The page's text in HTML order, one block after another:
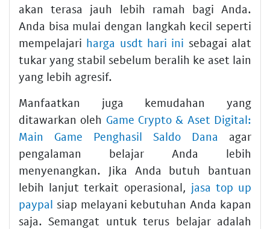
akan terasa jauh lebih ramah bagi Anda.
Anda bisa mulai dengan langkah kecil seperti
mempelajari harga usdt hari ini sebagai alat
tukar yang stabil sebelum beralih ke aset lain
yang lebih agresif.
Manfaatkan juga kemudahan yang
ditawarkan oleh Game Crypto & Aset Digital:
Main Game Penghasil Saldo Dana agar
pengalaman belajar Anda lebih
menyenangkan. Jika Anda butuh bantuan
lebih lanjut terkait operasional, jasa top up
paypal siap melayani kebutuhan Anda kapan
saja. Semangat untuk terus belajar adalah